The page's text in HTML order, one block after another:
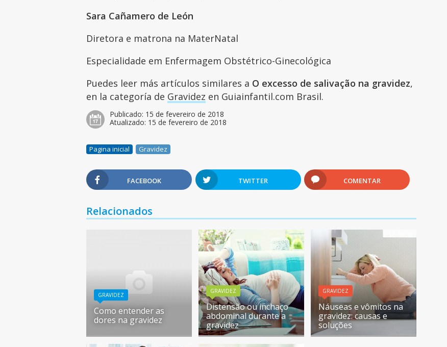
Sara Cañamero de León
Diretora e matrona na MaterNatal
Especialidade em Enfermagem Obstétrico-Ginecológica
Puedes leer más artículos similares a O excesso de salivação na gravidez,
en la categoría de Gravidez en Guiainfantil.com Brasil.
Publicado: 15 de fevereiro de 2018
Atualizado: 15 de fevereiro de 2018
Pagina inicial Gravidez
FACEBOOK TWITTER COMENTAR
Relacionados
GRAVIDEZ
Como entender as
dores na gravidez
GRAVIDEZ
Distensão ou inchaço
abdominal durante a
gravidez
GRAVIDEZ
Náuseas e vômitos na
gravidez: causas e
soluções